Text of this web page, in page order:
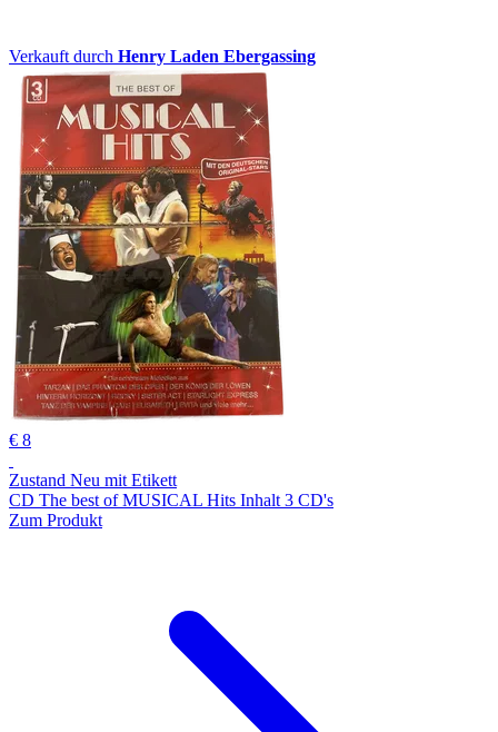
Verkauft durch Henry Laden Ebergassing
€ 8
Zustand Neu mit Etikett
CD The best of MUSICAL Hits Inhalt 3 CD's
Zum Produkt